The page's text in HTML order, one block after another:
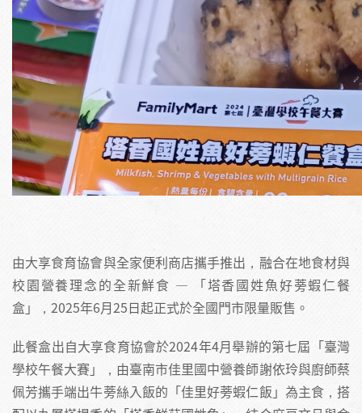
由大享食育協會與全家便利商店攜手推出，融合在地食材與
校園營養理念的全新鮮食 — 「塔香國姓魚好蒡蝦仁餐
盒」，2025年6月25日起正式於全國門市限量販售。
此餐盒出自大享食育協會於2024年4月舉辦的第七屆「臺灣
學校午餐大賽」，由臺南市佳里國中營養師謝依玲與廚師蔡
佩芳攜手端出牛蒡絲入飯的「佳里好蒡蝦仁飯」為主食，搭